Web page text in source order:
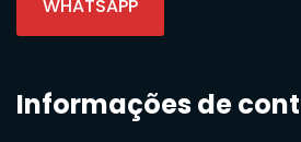
WHATSAPP
Informações de